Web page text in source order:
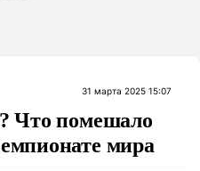
31 марта 2025 15:07
Что помешало
мира